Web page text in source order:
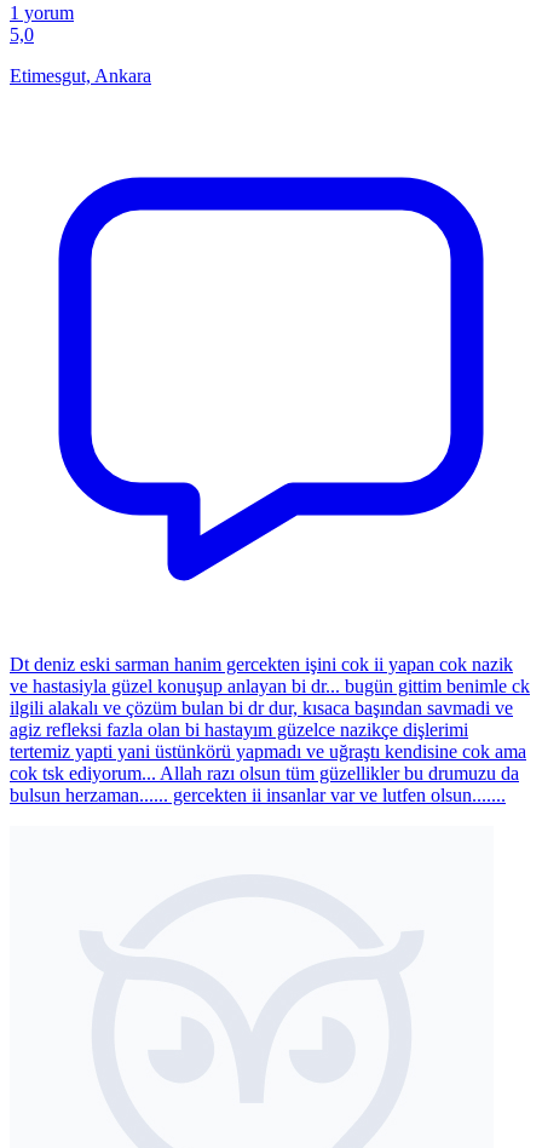
1 yorum
5,0
Etimesgut, Ankara
Dt deniz eski sarman hanim gercekten işini cok ii yapan cok nazik
ve hastasiyla güzel konuşup anlayan bi dr... bugün gittim benimle ck
ilgili alakalı ve çözüm bulan bi dr dur, kısaca başından savmadi ve
agiz refleksi fazla olan bi hastayım güzelce nazikçe dişlerimi
tertemiz yapti yani üstünkörü yapmadı ve uğraştı kendisine cok ama
cok tsk ediyorum... Allah razı olsun tüm güzellikler bu drumuzu da
bulsun herzaman...... gercekten ii insanlar var ve lutfen olsun.......